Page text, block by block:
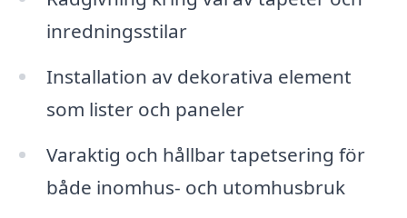
inredningsstilar
Installation av dekorativa element
som lister och paneler
Varaktig och hållbar tapetsering för
både inomhus- och utomhusbruk